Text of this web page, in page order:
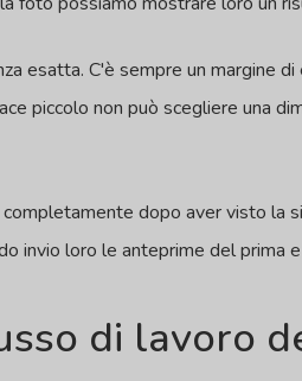
esatta. C'è sempre un margine
piccolo non può scegliere una
dopo aver visto la
invio loro le anteprime del
di lavoro